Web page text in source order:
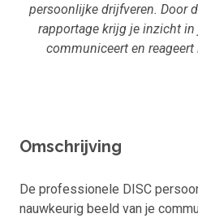
persoonlijke drijfveren. Door
rapportage krijg je inzicht
communiceert en
Omschrijving
De professionele DISC
nauwkeurig beeld van je